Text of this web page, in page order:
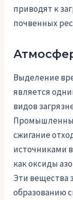
приводят к
почвенных
Выделение
является
видов
сжигание
источниками
как оксиды
Эти вещества
образованию